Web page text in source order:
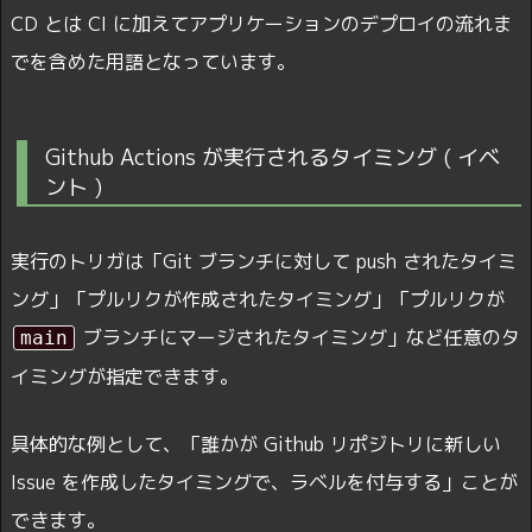
CD とは CI に加えてアプリケーションのデプロイの流れま
でを含めた用語となっています。
Github Actions が実行されるタイミング ( イベ
ント )
実行のトリガは「Git ブランチに対して push されたタイミ
ング」「プルリクが作成されたタイミング」「プルリクが
main
ブランチにマージされたタイミング」など任意のタ
イミングが指定できます。
具体的な例として、「誰かが Github リポジトリに新しい
Issue を作成したタイミングで、ラベルを付与する」ことが
できます。